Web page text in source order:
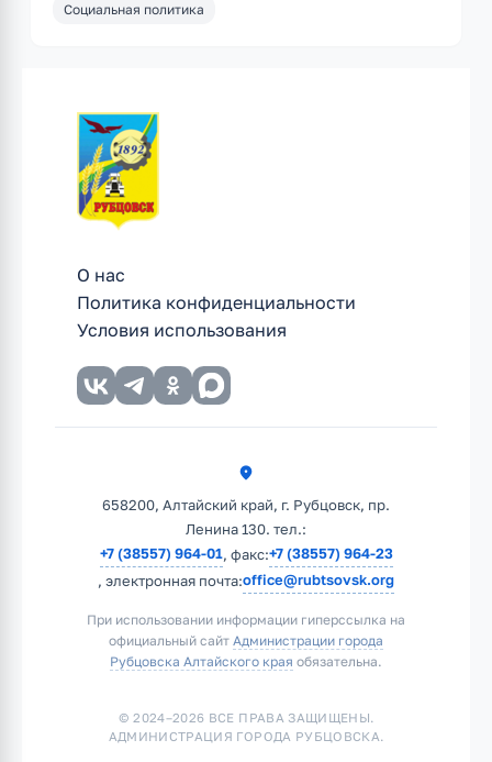
Социальная политика
О нас
Политика конфиденциальности
Условия использования
658200, Алтайский край, г. Рубцовск, пр.
Ленина 130. тел.:
+7 (38557) 964-01, факс:+7 (38557) 964-23
, электронная почта:office@rubtsovsk.org
При использовании информации гиперссылка на
официальный сайт Администрации города
Рубцовска Алтайского края обязательна.
© 2024–2026 ВСЕ ПРАВА ЗАЩИЩЕНЫ.
АДМИНИСТРАЦИЯ ГОРОДА РУБЦОВСКА.